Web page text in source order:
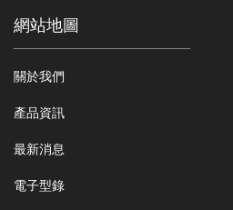
網站地圖
關於我們
產品資訊
最新消息
電子型錄